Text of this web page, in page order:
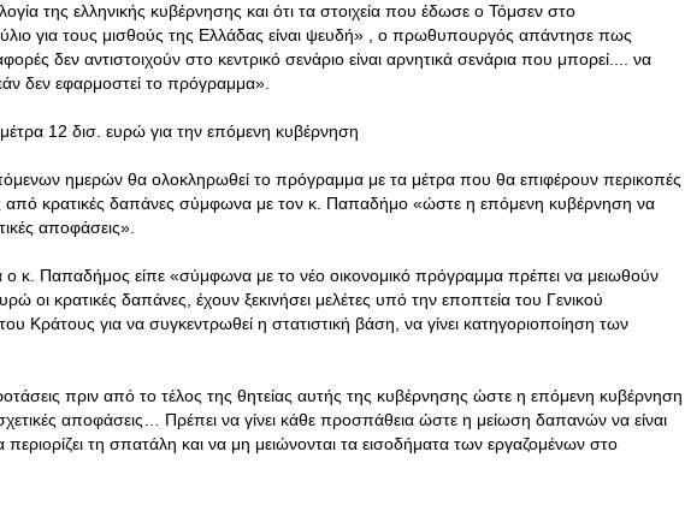
της ελληνικής κυβέρνησης και ότι τα στοιχεία που έδωσε ο Τόμσεν στο
για τους μισθούς της Ελλάδας είναι ψευδή» , ο πρωθυπουργός απάντησε πως
δεν αντιστοιχούν στο κεντρικό σενάριο είναι αρνητικά σενάρια που μπορεί.... να
δεν εφαρμοστεί το πρόγραμμα».
12 δισ. ευρώ για την επόμενη κυβέρνηση
ημερών θα ολοκληρωθεί το πρόγραμμα με τα μέτρα που θα επιφέρουν περικοπές
από κρατικές δαπάνες σύμφωνα με τον κ. Παπαδήμο «ώστε η επόμενη κυβέρνηση να
αποφάσεις».
ο κ. Παπαδήμος είπε «σύμφωνα με το νέο οικονομικό πρόγραμμα πρέπει να μειωθούν
οι κρατικές δαπάνες, έχουν ξεκινήσει μελέτες υπό την εποπτεία του Γενικού
Κράτους για να συγκεντρωθεί η στατιστική βάση, να γίνει κατηγοριοποίηση των
πριν από το τέλος της θητείας αυτής της κυβέρνησης ώστε η επόμενη κυβέρνηση
αποφάσεις… Πρέπει να γίνει κάθε προσπάθεια ώστε η μείωση δαπανών να είναι
περιορίζει τη σπατάλη και να μη μειώνονται τα εισοδήματα των εργαζομένων στο